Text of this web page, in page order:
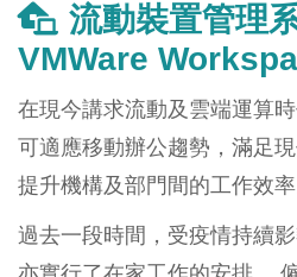
流動裝置管理
VMWare
在現今講求流動及雲端運算
可適應移動辦公趨勢，滿足
提升機構及部門間的工作效率
過去一段時間，受疫情持續